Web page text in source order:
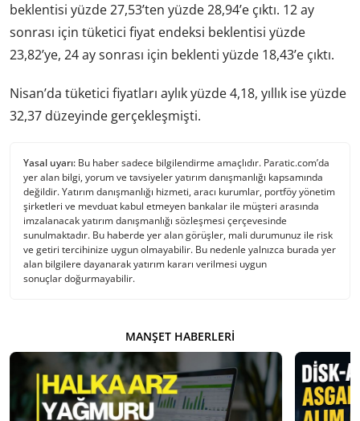
beklentisi yüzde 27,53’ten yüzde 28,94’e çıktı. 12 ay
sonrası için tüketici fiyat endeksi beklentisi yüzde
23,82’ye, 24 ay sonrası için beklenti yüzde 18,43’e çıktı.
Nisan’da tüketici fiyatları aylık yüzde 4,18, yıllık ise yüzde
32,37 düzeyinde gerçekleşmişti.
Yasal uyarı: Bu haber sadece bilgilendirme amaçlıdır. Paratic.com’da
yer alan bilgi, yorum ve tavsiyeler yatırım danışmanlığı kapsamında
değildir. Yatırım danışmanlığı hizmeti, aracı kurumlar, portföy yönetim
şirketleri ve mevduat kabul etmeyen bankalar ile müşteri arasında
imzalanacak yatırım danışmanlığı sözleşmesi çerçevesinde
sunulmaktadır. Bu haberde yer alan görüşler, mali durumunuz ile risk
ve getiri tercihinize uygun olmayabilir. Bu nedenle yalnızca burada yer
alan bilgilere dayanarak yatırım kararı verilmesi uygun
sonuçlar doğurmayabilir.
MANŞET HABERLERI